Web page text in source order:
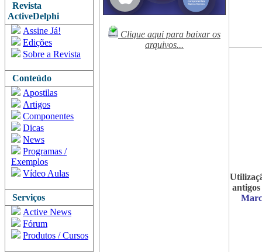
Revista
ActiveDelphi
Assine Já!
Edições
Sobre a Revista
Conteúdo
Apostilas
Artigos
Componentes
Dicas
News
Programas /
Exemplos
Vídeo Aulas
Serviços
Active News
Fórum
Produtos / Cursos
Clique aqui para baixar os
arquivos...